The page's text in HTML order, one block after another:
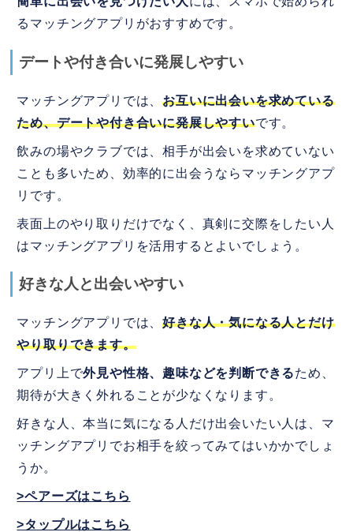
るマッチングアプリがおすすめです。
デートや付き合いに発展しやすい
マッチングアプリでは、お互いに出会いを求めている
ため、デートや付き合いに発展しやすいです。
飲みの場やクラブでは、相手が出会いを求めていない
ことも多いため、効率的に出会うならマッチングアプ
リです。
表面上のやり取りだけでなく、真剣に交際をしたい人
はマッチングアプリを活用するとよいでしょう。
好きな人と出会いやすい
マッチングアプリでは、好きな人・気になる人とだけ
やり取りできます。
アプリ上で外見や性格、趣味などを判断できるため、
期待が大きく外れることが少なくなります。
好きな人、本当に気になる人だけ出会いたい人は、マ
ッチングアプリでお相手を絞ってみてはいかかでしょ
うか。
>ペアーズはこちら
>タップルはこちら